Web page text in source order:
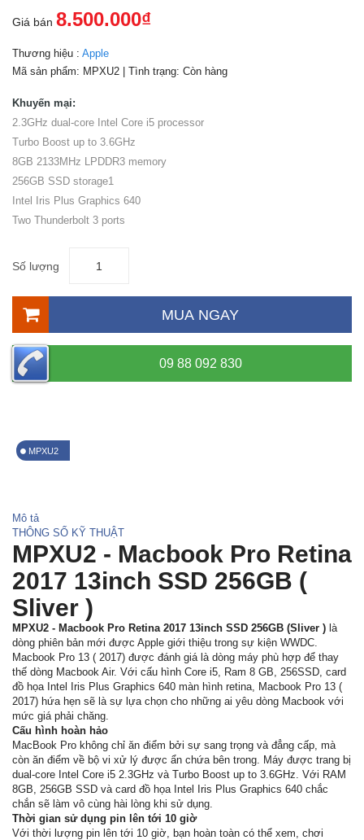
Giá bán 8.500.000₫
Thương hiệu : Apple
Mã sản phẩm: MPXU2 | Tình trạng: Còn hàng
Khuyến mại:
2.3GHz dual-core Intel Core i5 processor
Turbo Boost up to 3.6GHz
8GB 2133MHz LPDDR3 memory
256GB SSD storage1
Intel Iris Plus Graphics 640
Two Thunderbolt 3 ports
Số lượng
MUA NGAY
09 88 092 830
MPXU2
Mô tả
THÔNG SỐ KỸ THUẬT
MPXU2 - Macbook Pro Retina
2017 13inch SSD 256GB (
Sliver )
MPXU2 - Macbook Pro Retina 2017 13inch SSD 256GB (Sliver ) là
dòng phiên bản mới được Apple giới thiệu trong sự kiện WWDC.
Macbook Pro 13 ( 2017) được đánh giá là dòng máy phù hợp để thay
thế dòng Macbook Air. Với cấu hình Core i5, Ram 8 GB, 256SSD, card
đồ họa Intel Iris Plus Graphics 640 màn hình retina, Macbook Pro 13 (
2017) hứa hẹn sẽ là sự lựa chọn cho những ai yêu dòng Macbook với
mức giá phải chăng.
Cấu hình hoàn hảo
MacBook Pro không chỉ ăn điểm bởi sự sang trọng và đẳng cấp, mà
còn ăn điểm về bộ vi xử lý được ẩn chứa bên trong. Máy được trang bị
dual-core Intel Core i5 2.3GHz và Turbo Boost up to 3.6GHz. Với RAM
8GB, 256GB SSD và card đồ họa Intel Iris Plus Graphics 640 chắc
chắn sẽ làm vô cùng hài lòng khi sử dụng.
Thời gian sử dụng pin lên tới 10 giờ
Với thời lượng pin lên tới 10 giờ, bạn hoàn toàn có thể xem, chơi